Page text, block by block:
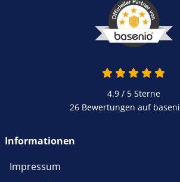
4.9
4.9 / 5Sterne
26 Bewertungen auf
Informationen
Impressum